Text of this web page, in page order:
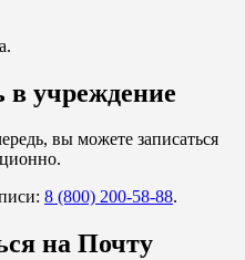
в учреждение
вы можете записаться
8 (800) 200-58-88.
на Почту